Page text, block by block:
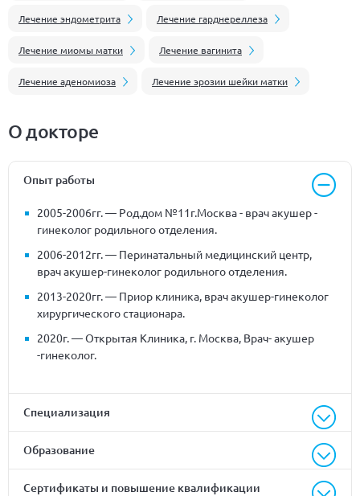
Лечение эндометрита Лечение гарднереллеза
Лечение миомы матки Лечение вагинита
Лечение аденомиоза Лечение эрозии шейки матки
О докторе
Опыт работы
2005-2006гг. — Род.дом №11г.Москва - врач акушер -
гинеколог родильного отделения.
2006-2012гг. — Перинатальный медицинский центр,
врач акушер-гинеколог родильного отделения.
2013-2020гг. — Приор клиника, врач акушер-гинеколог
хирургического стационара.
2020г. — Открытая Клиника, г. Москва, Врач- акушер
-гинеколог.
Специализация
Образование
Сертификаты и повышение квалификации